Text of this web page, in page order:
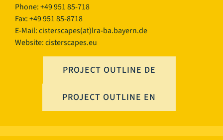
Phone: +49 951 85-718
Fax: +49 951 85-8718
E-Mail:cisterscapes(at)lra-ba.bayern.de
Website: cisterscapes.eu
PROJECT OUTLINE DE
PROJECT OUTLINE EN